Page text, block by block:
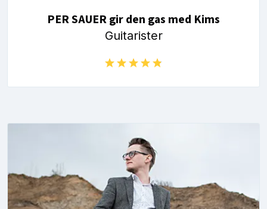
PER SAUER gir den gas med Kims
Guitarister